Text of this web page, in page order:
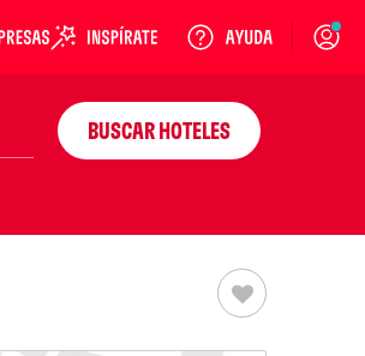
Login
BUSCAR HOTELES